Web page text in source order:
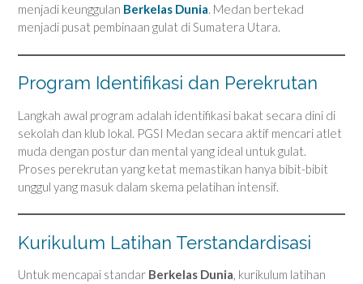
menjadi keunggulan Berkelas Dunia. Medan bertekad
menjadi pusat pembinaan gulat di Sumatera Utara.
Program Identifikasi dan Perekrutan
Langkah awal program adalah identifikasi bakat secara dini di
sekolah dan klub lokal. PGSI Medan secara aktif mencari atlet
muda dengan postur dan mental yang ideal untuk gulat.
Proses perekrutan yang ketat memastikan hanya bibit-bibit
unggul yang masuk dalam skema pelatihan intensif.
Kurikulum Latihan Terstandardisasi
Untuk mencapai standar Berkelas Dunia, kurikulum latihan